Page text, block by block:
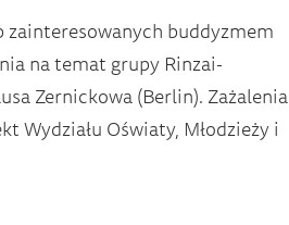
buddyzmem
na temat grupy Rinzai-
Zernickowa (Berlin). Zażalenia
Wydziału Oświaty, Młodzieży i